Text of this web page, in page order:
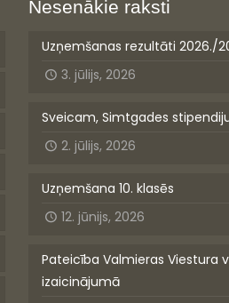
Nesenākie raksti
Uzņemšanas rezultāti 2026./
3. jūlijs, 2026
Sveicam, Simtgades
2. jūlijs, 2026
Uzņemšana 10. klasēs
12. jūnijs, 2026
Pateicība Valmieras Viestura
izaicinājumā